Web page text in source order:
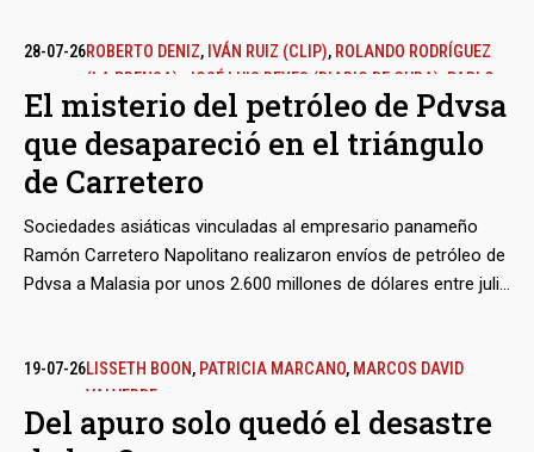
Carabobo, sobrino de la otrora ‘Primera Combatiente’ y
hermano de uno de los ‘narcosobrinos’. Unos indicios débiles
y hasta caprichosos bastaron para armarle un caso judicial,
cuyos efectos siguen vigentes, a pesar de la caída del
madurismo y los cambios políticos del interinato.
28-07-26ROBERTO DENIZ, IVÁN RUIZ (CLIP), ROLANDO RODRÍGUEZ
(LA PRENSA)
JOSÉ LUIS REYES (DIARIO DE CUBA) PABLO
DÍAZ ESPÍ (DIARIO DE CUBA),ANNARELLA GRIMAL (DIARIO
DE CUBA),MIRTA FERNÁNDEZ LAFFITTE (DIARIO DE CUBA)
TRANSPARENCIA VENEZUELA EN EL EXILIO
El misterio del petróleo de Pdvsa
que desapareció en el triángulo
de Carretero
Sociedades asiáticas vinculadas al empresario panameño
Ramón Carretero Napolitano realizaron envíos de petróleo de
Pdvsa a Malasia por unos 2.600 millones de dólares entre julio
a Cuba, en medio de la crisis energética que durante ese
verano empezó a azotar a la isla. Pero sus destinos reales no
figuran en ningún registro marítimo internacional y terminaron
19-07-26LISSETH BOON, PATRICIA MARCANO, MARCOS DAVID
VALVERDE
Del apuro solo quedó el desastre